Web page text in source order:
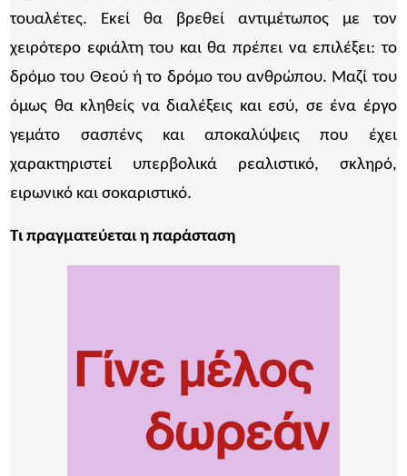
τουαλέτες. Εκεί θα βρεθεί αντιμέτωπος με τον
χειρότερο εφιάλτη του και θα πρέπει να επιλέξει: το
δρόμο του Θεού ή το δρόμο του ανθρώπου. Μαζί του
όμως θα κληθείς να διαλέξεις και εσύ, σε ένα έργο
γεμάτο σασπένς και αποκαλύψεις που έχει
χαρακτηριστεί υπερβολικά ρεαλιστικό, σκληρό,
ειρωνικό και σοκαριστικό.
Tι πραγματεύεται η παράσταση